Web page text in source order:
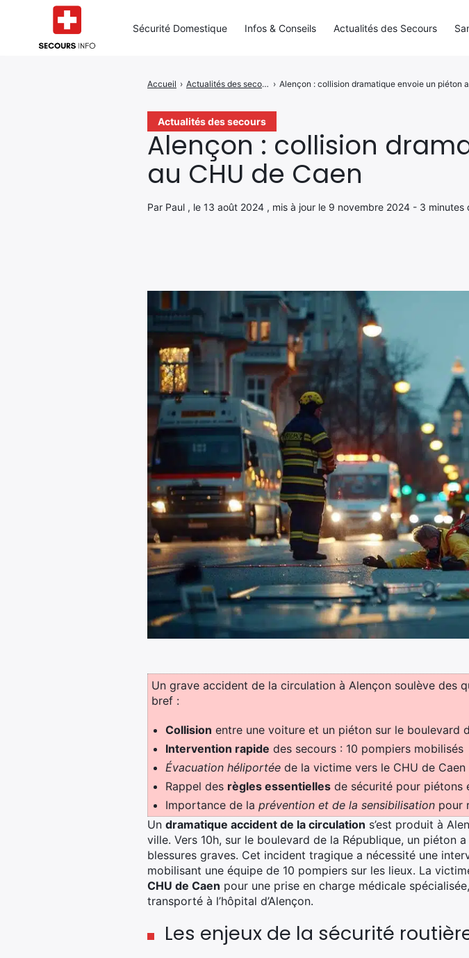
Actualités des secours
Alençon : collision
au CHU de Caen
Par Paul , le 13 août 2024 , mis à jour le 9 novembre 2024 - 3 minutes
Accueil › Actualités des secours › Alençon : collision dramatique envoie un piéton
Un grave accident de la circulation à Alençon soulève des
bref :
Collision entre une voiture et un piéton sur le boulevard
Intervention rapide des secours : 10 pompiers mobilisés
Évacuation héliportée de la victime vers le CHU de Caen
Rappel des règles essentielles de sécurité pour piétons
Importance de la prévention et de la sensibilisation pour
Un dramatique accident de la circulation s’est produit à
ville. Vers 10h, sur le boulevard de la République, un
blessures graves. Cet incident tragique a nécessité une
mobilisant une équipe de 10 pompiers sur les lieux. La
CHU de Caen pour une prise en charge médicale
transporté à l’hôpital d’Alençon.
Les enjeux de la sécurité
Sécurité Domestique Infos & Conseils Actualités des Secours
Rechercher